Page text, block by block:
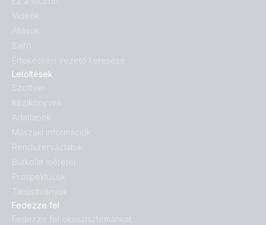
Fedezze fel
Fedezze fel ökoszisztémánkat
Letöltések
Szoftver
Kézikönyvek
Adatlapok
Műszaki információk
Rendszervázlatok
Burkolat méretei
Prospektusok
Tanúsítványok
Videók
Állások
Sajtó
Értekesítési vezető keresése